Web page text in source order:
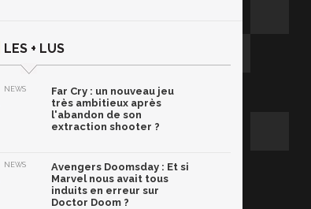
LES + LUS
NEWS
Far Cry : un nouveau jeu
très ambitieux après
l'abandon de son
extraction shooter ?
NEWS
Avengers Doomsday : Et si
Marvel nous avait tous
induits en erreur sur
Doctor Doom ?